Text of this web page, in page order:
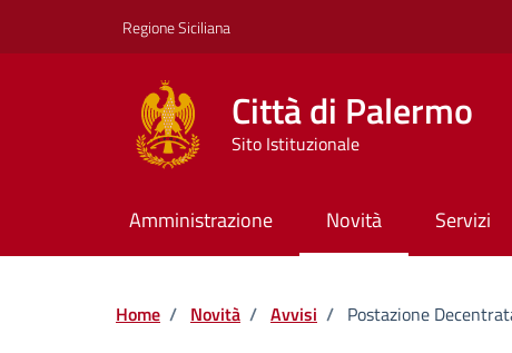
Regione Siciliana
Città di Palermo
Sito Istituzionale
Amministrazione Novità Servizi
Home / Novità / Avvisi / Postazione